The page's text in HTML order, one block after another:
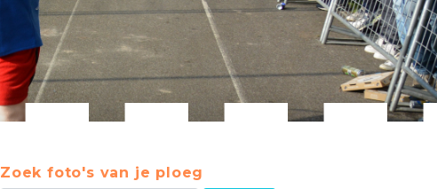
Zoek foto's van je ploeg